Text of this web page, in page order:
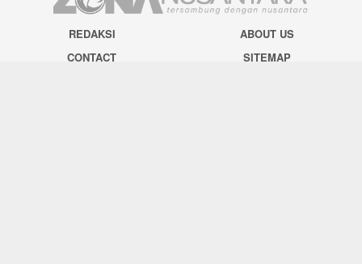
REDAKSI
ABOUT US
CONTACT
SITEMAP